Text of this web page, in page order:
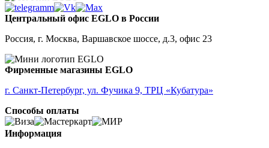
Центральный офис EGLO в России
Россия, г. Москва, Варшавское шоссе, д.3, офис 23
Фирменные магазины EGLO
г. Санкт-Петербург, ул. Фучика 9, ТРЦ «Кубатура»
Способы оплаты
Информация